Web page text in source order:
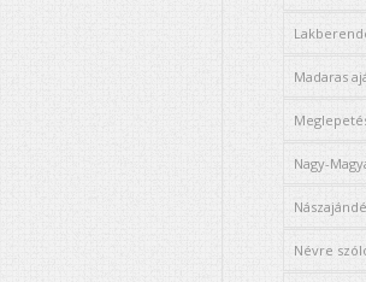
Madaras
Nagy-
Névre